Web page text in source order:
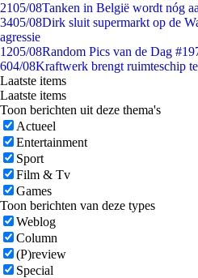
2105/08Tanken in België wordt nóg
3405/08Dirk sluit supermarkt op de
agressie
1205/08Random Pics van de Dag
604/08Kraftwerk brengt ruimteschip
Laatste items
Laatste items
Toon berichten uit deze thema's
Actueel
Entertainment
Sport
Film & Tv
Games
Toon berichten van deze types
Weblog
Column
(P)review
Special